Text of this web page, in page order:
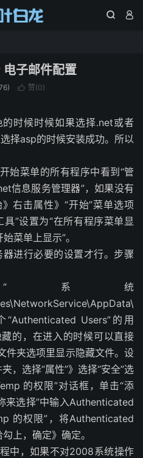
 
子邮件配置
 赞(0)
时候时候如果选择.net或者
择asp的时候安装成功。所以
始菜单的所有程序中看到“管
信息服务管理器”，如果没有
右击属性》“开始”菜单选项
”设置为“在所有程序菜单显
菜单上显示”。
进行必要的设置才行。步骤
系统
Users”的用
的，在进入的时候可以直接
件夹选项里显示隐藏文件。设
，选择“属性”》选择“安全”选
的权限”对话框，单击“添
来选择”中输入Authenticated
的权限”，将Authenticated
上，确定》确定。
中，如果不对2008系统操作